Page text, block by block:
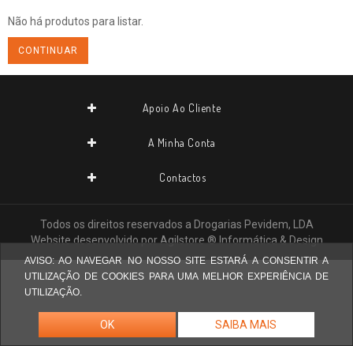
Não há produtos para listar.
CONTINUAR
AVISO: AO NAVEGAR NO NOSSO SITE ESTARÁ A CONSENTIR A
UTILIZAÇÃO DE COOKIES PARA UMA MELHOR EXPERIÊNCIA DE
UTILIZAÇÃO.
OK SAIBA MAIS
Apoio Ao Cliente
A Minha Conta
Contactos
Todos os direitos reservados a Drogarias Pevidem, LDA
Website desenvolvido por Agilstore ® Informática & Design